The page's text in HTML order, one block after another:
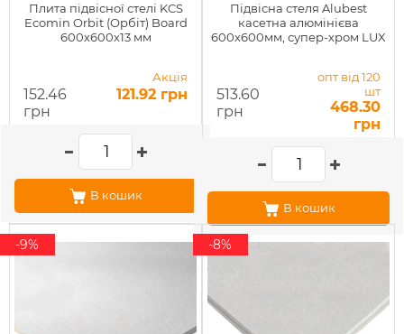
Плита підвісної стелі KCS
Ecomin Orbit (Орбіт) Board
600х600х13 мм
152.46
грн
Акція
121.92 грн
В кошик
Підвісна стеля Alubest
касетна алюмінієва
600х600мм, супер-хром LUX
513.60
грн
опт від 120
шт
468.30
грн
В кошик
-9% -8%